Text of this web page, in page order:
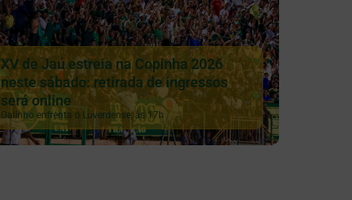
XV de Jaú estreia na Copinha 2026
neste sábado: retirada de ingressos
será online
Galinho enfrenta o Luverdense, às 17h